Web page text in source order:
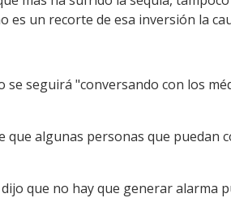
un recorte de esa inversión la
seguirá "conversando con los
que algunas personas que puedan
que no hay que generar alarma